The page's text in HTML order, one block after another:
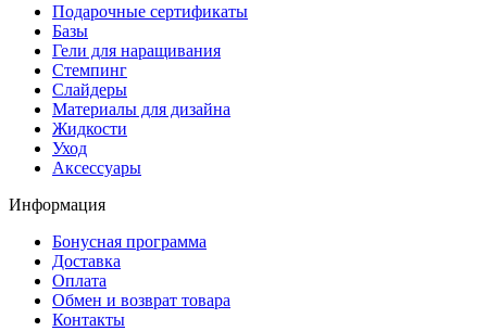
Подарочные сертификаты
Базы
Гели для наращивания
Стемпинг
Слайдеры
Материалы для дизайна
Жидкости
Уход
Аксессуары
Информация
Бонусная программа
Доставка
Оплата
Обмен и возврат товара
Контакты